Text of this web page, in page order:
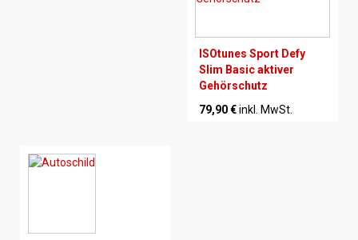
ISOtunes Sport Defy
Slim Basic aktiver
Gehörschutz
79,90 €inkl. MwSt.